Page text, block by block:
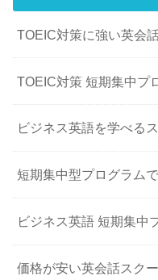
TOEIC対策に強い英会
TOEIC対策 短期集中プ
ビジネス英語を学べる
短期集中型プログラム
ビジネス英語 短期集中
価格が安い英会話スク